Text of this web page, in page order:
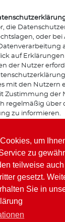
um
zu
teilweise
gesetzt.
Sie in
die
oder
auf
der Nutzer
mit den Nutzern
Zustimmung der
regelmäßig über
zu informieren.
Daten, bei
von Daten
Sie sich bitte an
bzw.
Impressum